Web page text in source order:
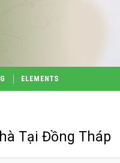
ELEMENTS
Tại Đồng Tháp